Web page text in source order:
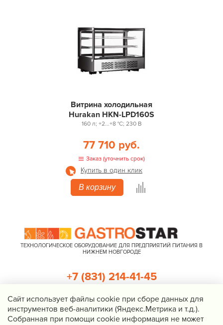
Витрина холодильная
Hurakan HKN-LPD160S
160 л; +2...+8 °С; 230 В
77 710 руб.
Заказ (уточнить срок)
Купить в один клик
В корзину
ТЕХНОЛОГИЧЕСКОЕ ОБОРУДОВАНИЕ ДЛЯ ПРЕДПРИЯТИЙ ПИТАНИЯ В
НИЖНЕМ НОВГОРОДЕ
+7 (831) 214-41-45
Перезвоните мне
Cайт использует файлы cookie при сборе данных для
инструментов веб-аналитики (Яндекс.Метрика и т.д.).
Собранная при помощи cookie информация не может